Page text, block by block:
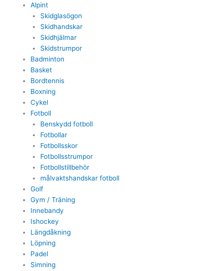
Alpint
Skidglasögon
Skidhandskar
Skidhjälmar
Skidstrumpor
Badminton
Basket
Bordtennis
Boxning
Cykel
Fotboll
Benskydd fotboll
Fotbollar
Fotbollsskor
Fotbollsstrumpor
Fotbollstillbehör
målvaktshandskar fotboll
Golf
Gym / Träning
Innebandy
Ishockey
Längdåkning
Löpning
Padel
Simning